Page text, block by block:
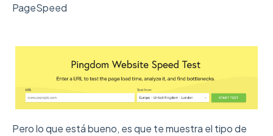
PageSpeed
Pero lo que está bueno, es que te muestra el tipo de